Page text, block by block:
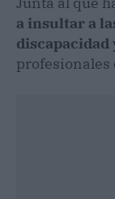
a insultar a
discapacidad